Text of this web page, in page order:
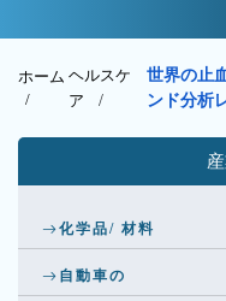
ホーム
/
ヘルスケ
ア /
世界の止
ンド分析
化学品/ 材料
自動車の